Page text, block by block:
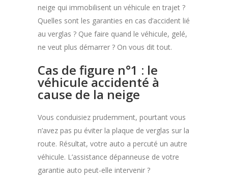
neige qui immobilisent un véhicule en trajet ?
Quelles sont les garanties en cas d’accident lié
au verglas ? Que faire quand le véhicule, gelé,
ne veut plus démarrer ? On vous dit tout.
Cas de figure n°1 : le
véhicule accidenté à
cause de la neige
Vous conduisiez prudemment, pourtant vous
n’avez pas pu éviter la plaque de verglas sur la
route. Résultat, votre auto a percuté un autre
véhicule. L’assistance dépanneuse de votre
garantie auto peut-elle intervenir ?